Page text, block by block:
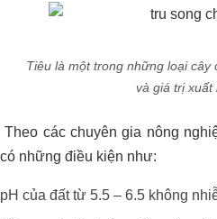
Tiêu là một trong những loại cây
và giá trị xuất
Theo các chuyên gia nông
có những điều kiện như:
pH của đất từ 5.5 – 6.5 không